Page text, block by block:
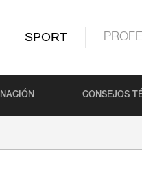
SPORT
CONSEJOS